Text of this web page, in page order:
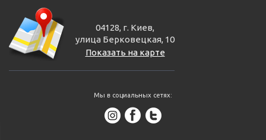
04128, г. Киев,
улица Берковецкая, 10
Показать на карте
Мы в социальных сетях: